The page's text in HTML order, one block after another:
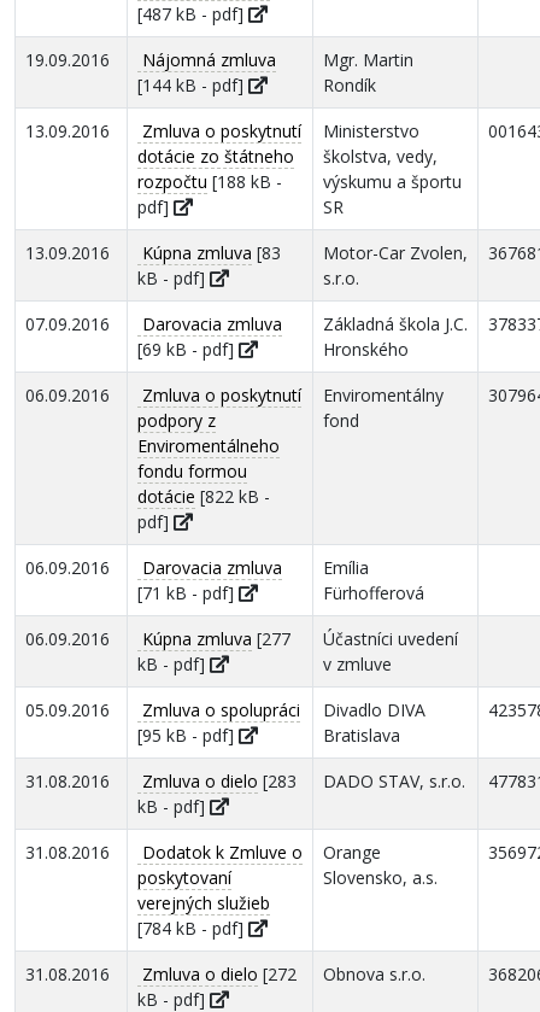
[487 kB - pdf]
19.09.2016
Nájomná zmluva
[144 kB - pdf]
Mgr. Martin
Rondík
13.09.2016
Zmluva o poskytnutí
dotácie zo štátneho
rozpočtu [188 kB -
pdf]
Ministerstvo
školstva, vedy,
výskumu a športu
SR
13.09.2016 Kúpna zmluva [83
kB - pdf]
Motor-Car Zvolen,
s.r.o.
07.09.2016
Darovacia zmluva
[69 kB - pdf]
Základná škola J.C.
Hronského
06.09.2016
Zmluva o poskytnutí
podpory z
Enviromentálneho
fondu formou
dotácie [822 kB -
pdf]
Enviromentálny
fond
06.09.2016
Darovacia zmluva
[71 kB - pdf]
Emília
Fürhofferová
06.09.2016
Kúpna zmluva [277
kB - pdf]
Účastníci uvedení
v zmluve
05.09.2016
Zmluva o spolupráci
[95 kB - pdf]
Divadlo DIVA
Bratislava
31.08.2016 Zmluva o dielo [283
kB - pdf]
DADO STAV, s.r.o.
31.08.2016
Dodatok k Zmluve o
poskytovaní
verejných služieb
[784 kB - pdf]
Orange
Slovensko, a.s.
31.08.2016 Zmluva o dielo [272
kB - pdf]
Obnova s.r.o.